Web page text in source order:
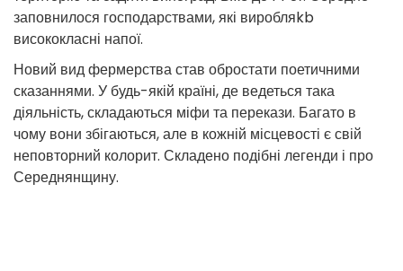
заповнилося господарствами, які виробляkb
висококласні напої.
Новий вид фермерства став обростати поетичними
сказаннями. У будь-якій країні, де ведеться така
діяльність, складаються міфи та перекази. Багато в
чому вони збігаються, але в кожній місцевості є свій
неповторний колорит. Складено подібні легенди і про
Середнянщину.